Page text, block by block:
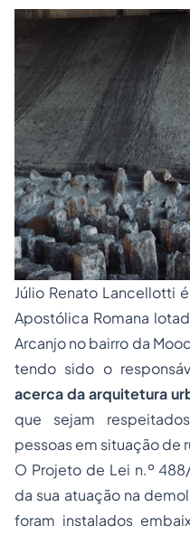
Júlio Renato Lancellotti
Apostólica Romana
Arcanjo no bairro da
tendo sido o
acerca da arquitetura
que sejam
pessoas em situação de
O Projeto de Lei n.º
da sua atuação na
foram instalados